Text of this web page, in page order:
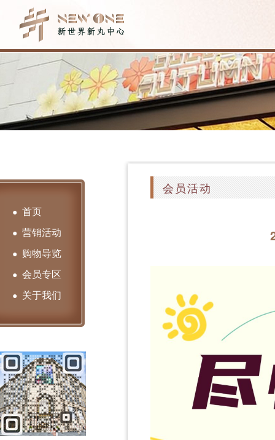
● 首页
● 营销活动
● 购物导览
● 会员专区
● 关于我们
会员活动